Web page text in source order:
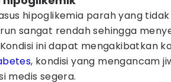
hipoglikemia parah yang
sangat rendah sehingga
ini dapat mengakibatkan
, kondisi yang mengancam
medis segera.